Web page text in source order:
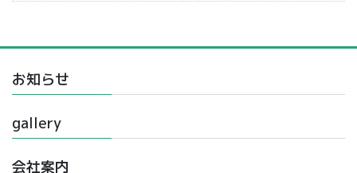
お知らせ
gallery
会社案内